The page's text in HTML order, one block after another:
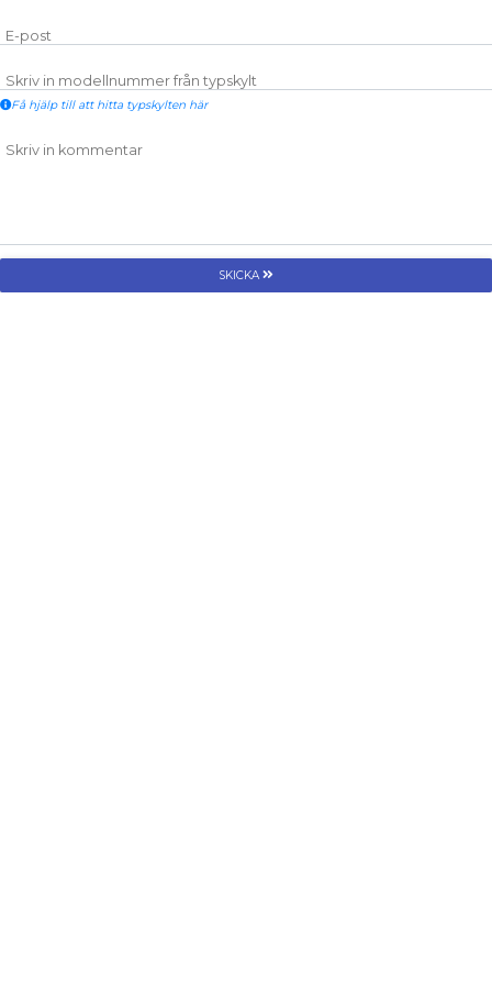
E-post
Skriv in modellnummer från typskylt
Få hjälp till att hitta typskylten här
Skriv in kommentar
SKICKA